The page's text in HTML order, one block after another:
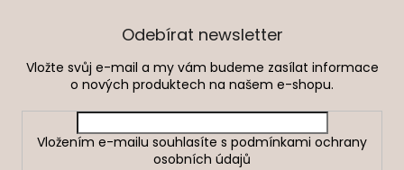
Odebírat newsletter
Vložte svůj e-mail a my vám budeme zasílat informace
o nových produktech na našem e-shopu.
Vložením e-mailu souhlasíte s podmínkami ochrany
osobních údajů